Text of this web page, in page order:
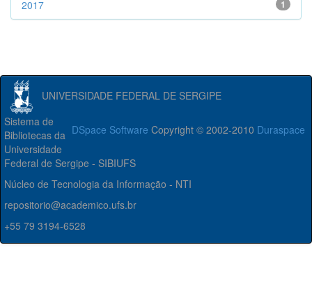
1
2017
UNIVERSIDADE FEDERAL DE SERGIPE
DSpace Software Copyright © 2002-2010 Duraspace
Sistema de
Bibliotecas da
Universidade
Federal de Sergipe - SIBIUFS
Núcleo de Tecnologia da Informação - NTI
repositorio@academico.ufs.br
+55 79 3194-6528